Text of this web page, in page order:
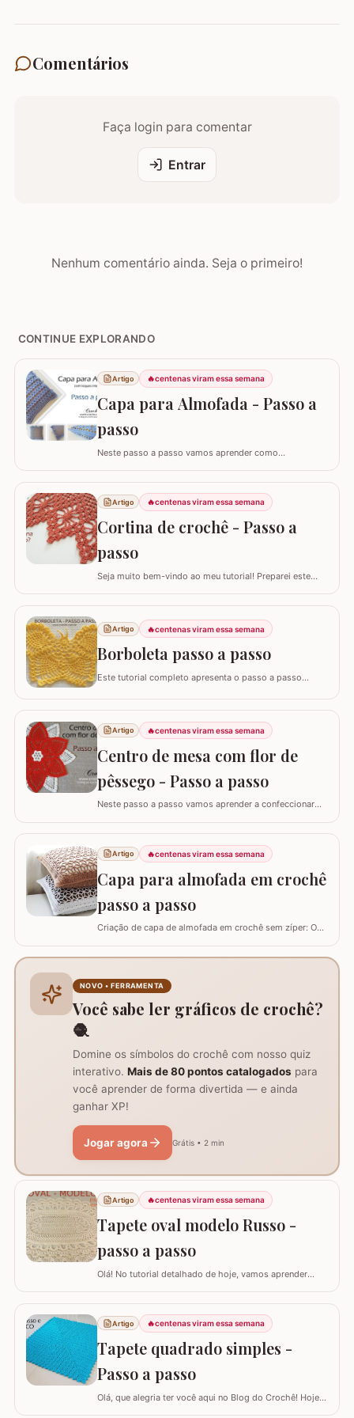
Comentários
Faça login para comentar
Entrar
Nenhum comentário ainda. Seja o primeiro!
CONTINUE EXPLORANDO
Artigo 🔥centenas viram essa semana
Capa para Almofada - Passo a
passo
Neste passo a passo vamos aprender como
intercalados. Fiz a capa para almofada de 40 x 40 e
seguindo o passo a passo você consegue adaptar para
o tamanho desejado. Utilizei o fio Barroco Maxcolor da
Círculo S/A. Um fio extremamente macio por ser 100%…
Artigo 🔥centenas viram essa semana
Cortina de crochê - Passo a
passo
Seja muito bem-vindo ao meu tutorial! Preparei este
uma peça versátil e encantadora. Hoje, vamos aprender
todos os passos para criar uma linda CORTINA DE
CROCHÊ, um modelo clássico que também pode ser
adaptado como bandô ou até mesmo como um…
Artigo 🔥centenas viram essa semana
Borboleta passo a passo
Este tutorial completo apresenta o passo a passo
artesãos experientes ensina como criar uma peça
versátil que pode ser utilizada como toalhinha de copa,
decoração de móveis ou até mesmo como aplicação
em…
Artigo 🔥centenas viram essa semana
Centro de mesa com flor de
pêssego - Passo a passo
Neste passo a passo vamos aprender a confeccionar
utilizar esta flor sem relevo para que não atrapalhe se
precisar colocar algo em cima. Para este trabalho
utilizei os fios Duna da Círculo S.A. Você pode utilizar os
fios Barroco maxcolor, Barroco…
Artigo 🔥centenas viram essa semana
Capa para almofada em crochê
passo a passo
Criação de capa de almofada em crochê sem zíper: O
prática para lavar e versátil, usando crochê com fio de
Materiais necessários para o projeto: São
imprescindíveis fio de algodão nº6, agulha de…
NOVO • FERRAMENTA
Você sabe ler gráficos de crochê?
🧶
Domine os símbolos do crochê com nosso quiz
interativo. Mais de 80 pontos catalogados para
você aprender de forma divertida — e ainda
ganhar XP!
Jogar agora Grátis • 2 min
Artigo 🔥centenas viram essa semana
Tapete oval modelo Russo -
passo a passo
Olá! No tutorial detalhado de hoje, vamos aprender
RUSSO. Recentemente, postamos aqui no blog a versão
redonda deste modelo, e você pode conferir clicando
AQUI. Este é um trabalho clássico que combina com
vários ambientes e é uma excelente…
Artigo 🔥centenas viram essa semana
Tapete quadrado simples -
Passo a passo
Olá, que alegria ter você aqui no Blog do Crochê! Hoje